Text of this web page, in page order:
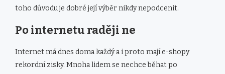
toho důvodu je dobré její výběr nikdy nepodcenit.
Po internetu raději ne
Internet má dnes doma každý a i proto mají e-shopy
rekordní zisky. Mnoha lidem se nechce běhat po